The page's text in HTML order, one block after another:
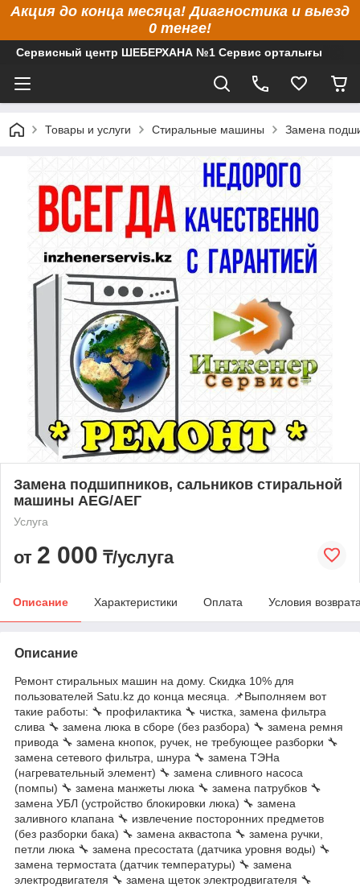
Акция до конца месяца! Диагностика и выезд
0 тенге!
Сервисный центр ШЕБЕРХАНА №1 Сервис орталығы
Товары и услуги Стиральные машины Замена
Замена подшипников, сальников стиральной
машины AEG/АЕГ
Услуга
от 2 000 ₸/услуга
Описание Характеристики Оплата Условия
Описание
Ремонт стиральных машин на дому. Скидка 10% для
пользователей Satu.kz до конца месяца. 📌Выполняем вот
такие работы: 🔧 профилактика 🔧 чистка, замена фильтра
слива 🔧 замена люка в сборе (без разбора) 🔧 замена ремня
привода 🔧 замена кнопок, ручек, не требующее разборки 🔧
замена сетевого фильтра, шнура 🔧 замена ТЭНа
(нагревательный элемент) 🔧 замена сливного насоса
(помпы) 🔧 замена манжеты люка 🔧 замена патрубков 🔧
замена УБЛ (устройство блокировки люка) 🔧 замена
заливного клапана 🔧 извлечение посторонних предметов
(без разборки бака) 🔧 замена аквастопа 🔧 замена ручки,
петли люка 🔧 замена пресостата (датчика уровня воды) 🔧
замена термостата (датчик температуры) 🔧 замена
электродвигателя 🔧 замена щеток электродвигателя 🔧